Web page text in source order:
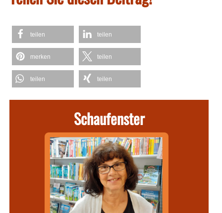
teilen teilen
merken teilen
teilen teilen
Schaufenster